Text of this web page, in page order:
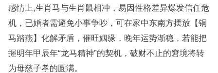
感情上,生肖马与生肖鼠相冲，易因性格差异爆发信任危
机，已婚者需避免小事争吵，可在家中东南方摆放【铜
马踏燕】化解矛盾，催旺姻缘，晚年运势渐稳，若能把
握明年甲辰年“龙马精神”的契机，破财不止的窘境将转
为母慈子孝的圆满。